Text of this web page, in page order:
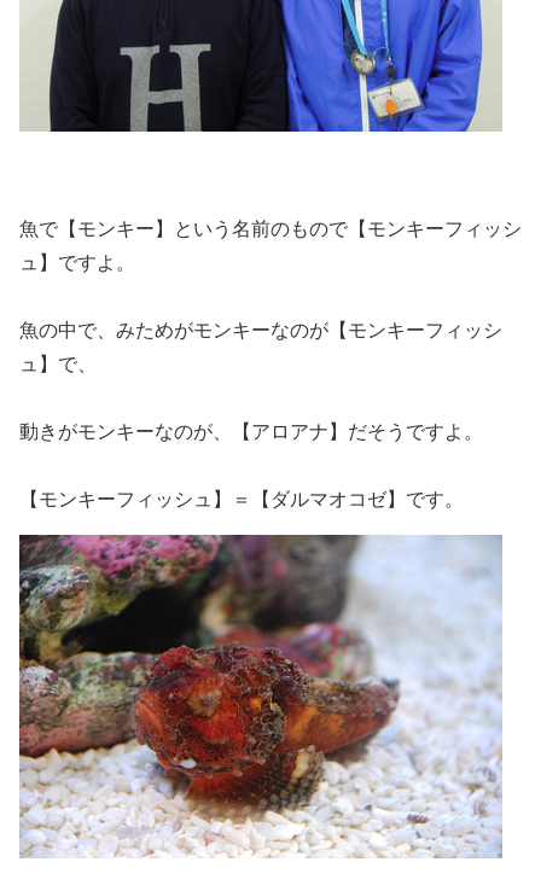
魚で【モンキー】という名前のもので【モンキーフィッシ
ュ】ですよ。
魚の中で、みためがモンキーなのが【モンキーフィッシ
ュ】で、
動きがモンキーなのが、【アロアナ】だそうですよ。
【モンキーフィッシュ】＝【ダルマオコゼ】です。